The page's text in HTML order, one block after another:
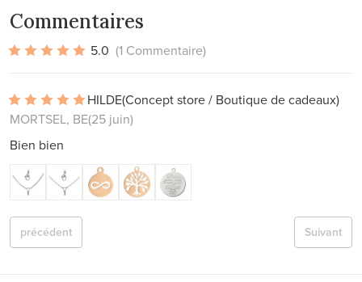
Commentaires
5.0 (1 Commentaire)
HILDE(Concept store / Boutique de cadeaux)
MORTSEL, BE(25 juin)
Bien bien
Suivant
précédent